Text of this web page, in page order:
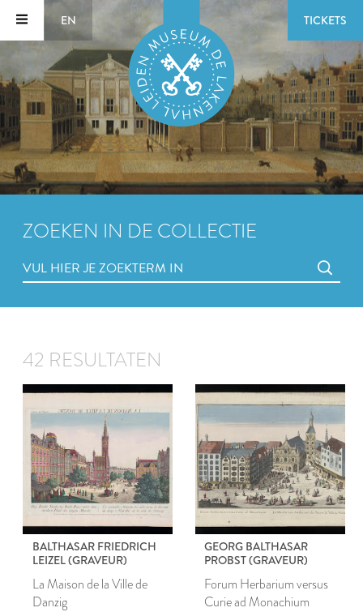
EN TICKETS
ZOEKEN IN DE COLLECTIE
42 RESULTATEN
BALTHASAR FRIEDRICH
LEIZEL (GRAVEUR)
La Maison de la Ville de
Danzig
GEORG BALTHASAR
PROBST (GRAVEUR)
Forum Herbarium versus
Curie ad Monachium